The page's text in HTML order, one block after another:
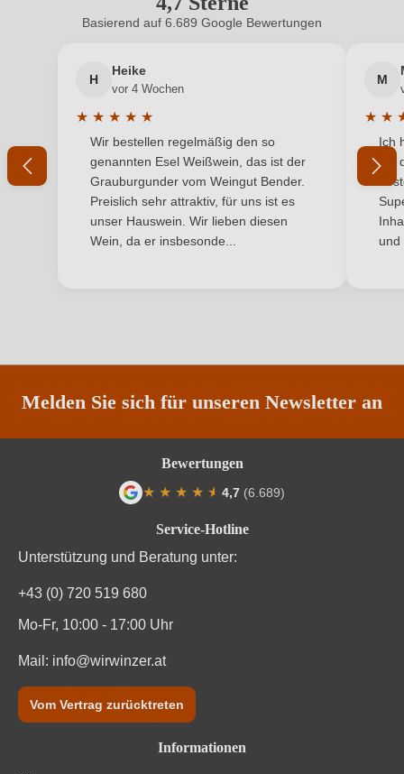
Passt zu Fisch, Käse, Rotes Fleisch
Qualität IGP
Syrah
Neuer Kunde? Neuer Kunde?
Ihre E-Mail-Adresse
Ihr Passwort
Ich habe mein Passwort vergessen
Basierend auf 6.689 Google Bewertungen
H
Heike
vor 4 Wochen
★ ★ ★ ★ ★
Durchschnittliche Bewertung von 5 von 5 Sternen
Wir bestellen regelmäßig den so
genannten Esel Weißwein, das ist der
Grauburgunder vom Weingut Bender.
Preislich sehr attraktiv, für uns ist es
unser Hauswein. Wir lieben diesen
Wein, da er insbesonde...
M
★ ★
Ich
mit
und
Melden Sie sich für unseren Newsletter an
Service-Hotline
Unterstützung und Beratung unter:
+43 (0) 720 519 680
Mo-Fr, 10:00 - 17:00 Uhr
Mail: info@wirwinzer.at
Vom Vertrag zurücktreten
Informationen
Bewertungen
★ ★ ★ ★ ★
★ 4,7 (6.689)